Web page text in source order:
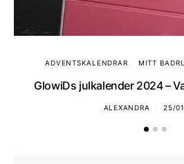
ADVENTSKALENDRAR MITT
GlowiDs julkalender 2024 –
ALEXANDRA 25/